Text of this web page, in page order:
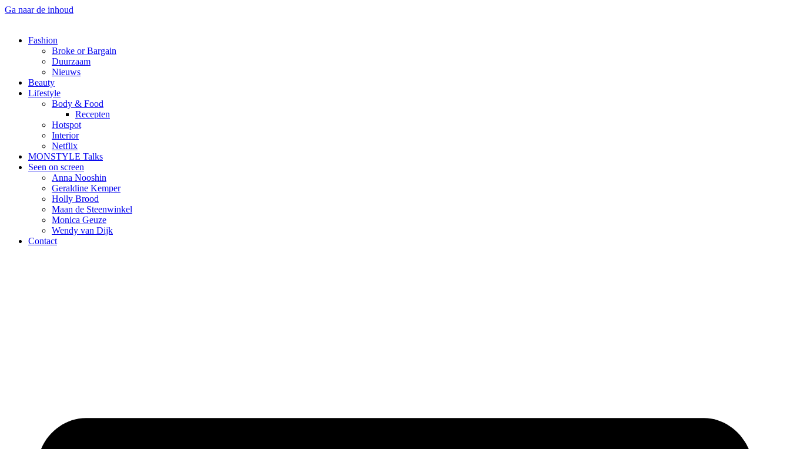
Ga naar de inhoud
Fashion
Broke or Bargain
Duurzaam
Nieuws
Beauty
Lifestyle
Body & Food
Recepten
Hotspot
Interior
Netflix
MONSTYLE Talks
Seen on screen
Anna Nooshin
Geraldine Kemper
Holly Brood
Maan de Steenwinkel
Monica Geuze
Wendy van Dijk
Contact